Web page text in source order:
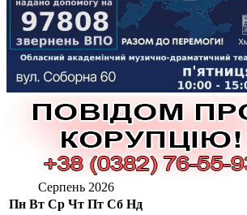
Серпень 2026
Пн Вт Ср Чт Пт Сб Нд